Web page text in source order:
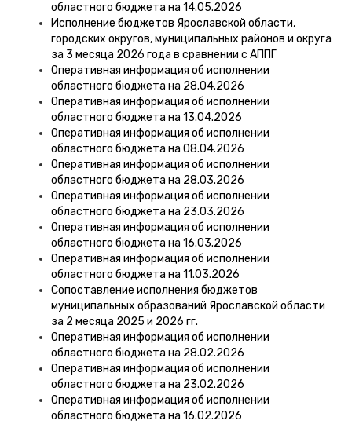
областного бюджета на 14.05.2026
Исполнение бюджетов Ярославской области,
городских округов, муниципальных районов и округа
за 3 месяца 2026 года в сравнении с АППГ
Оперативная информация об исполнении
областного бюджета на 28.04.2026
Оперативная информация об исполнении
областного бюджета на 13.04.2026
Оперативная информация об исполнении
областного бюджета на 08.04.2026
Оперативная информация об исполнении
областного бюджета на 28.03.2026
Оперативная информация об исполнении
областного бюджета на 23.03.2026
Оперативная информация об исполнении
областного бюджета на 16.03.2026
Оперативная информация об исполнении
областного бюджета на 11.03.2026
Сопоставление исполнения бюджетов
муниципальных образований Ярославской области
за 2 месяца 2025 и 2026 гг.
Оперативная информация об исполнении
областного бюджета на 28.02.2026
Оперативная информация об исполнении
областного бюджета на 23.02.2026
Оперативная информация об исполнении
областного бюджета на 16.02.2026